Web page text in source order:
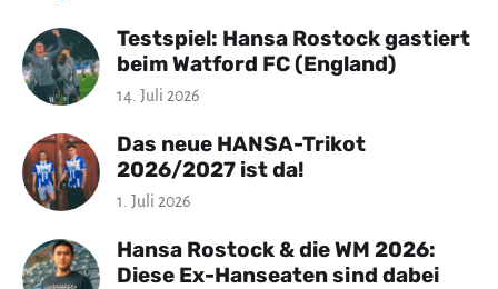
Testspiel: Hansa Rostock gastiert
beim Watford FC (England)
14. Juli 2026
Das neue HANSA-Trikot
2026/2027 ist da!
1. Juli 2026
Hansa Rostock & die WM 2026:
Diese Ex-Hanseaten sind dabei